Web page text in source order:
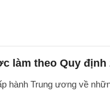
làm theo Quy định
hành Trung ương về